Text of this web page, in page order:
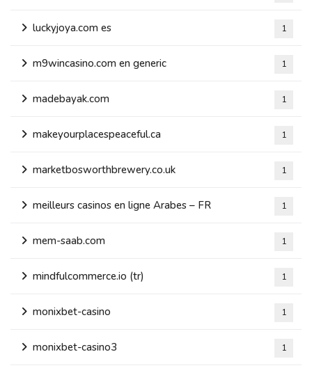
luckyjoya.com es 1
m9wincasino.com en generic 1
madebayak.com 1
makeyourplacespeaceful.ca 1
marketbosworthbrewery.co.uk 1
meilleurs casinos en ligne Arabes – FR 1
mem-saab.com 1
mindfulcommerce.io (tr) 1
monixbet-casino 1
monixbet-casino3 1